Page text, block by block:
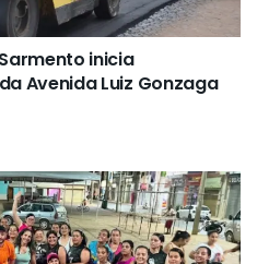
inicia
Avenida Luiz Gonzaga